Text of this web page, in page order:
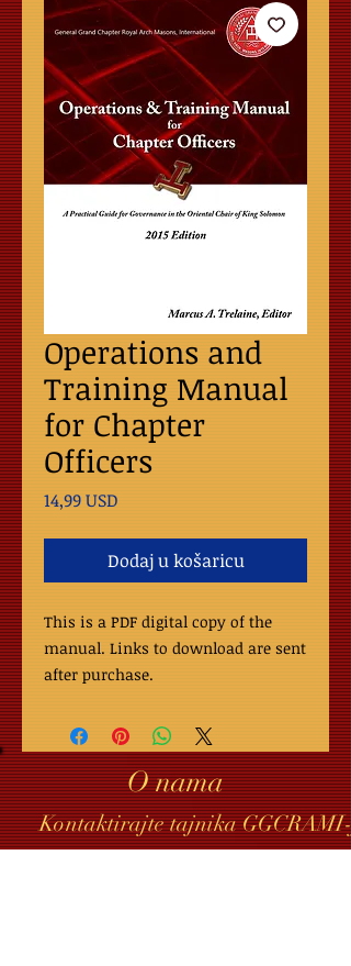
Operations and
Training Manual
for Chapter
Officers
14,99 USD
Dodaj u košaricu
This is a PDF digital copy of the
manual. Links to download are sent
after purchase.
O nama
Kontaktirajte tajnika GGCRAMI-